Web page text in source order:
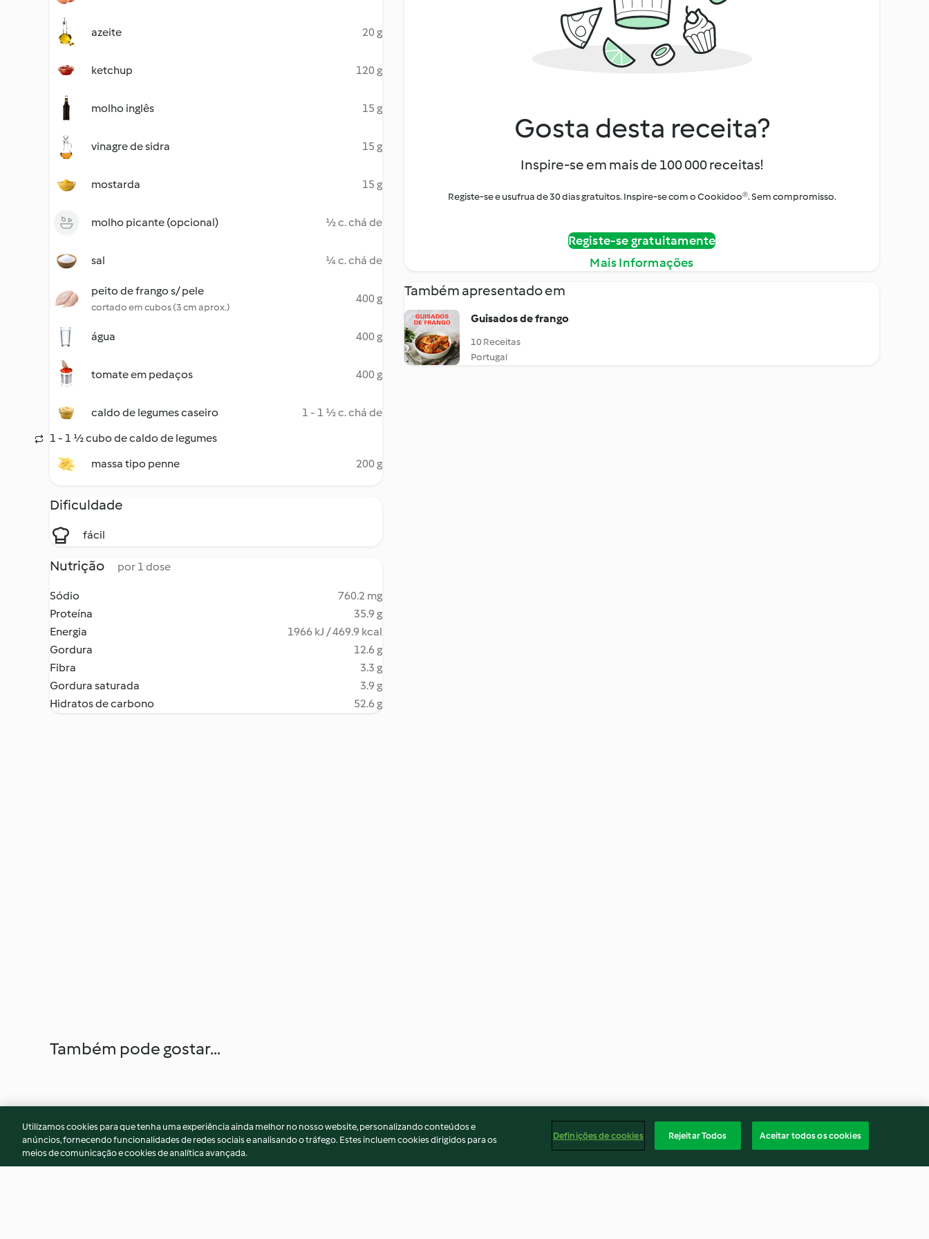
azeite 20 g
ketchup 120 g
molho inglês 15 g
vinagre de sidra 15 g
mostarda 15 g
molho picante (opcional) ½ c. chá de
sal ¼ c. chá de
peito de frango s/ pele
cortado em cubos (3 cm aprox.)
400 g
água 400 g
tomate em pedaços 400 g
caldo de legumes caseiro
1 - 1 ½ c. chá de
1 - 1 ½ cubo de caldo de legumes
massa tipo penne
200 g
Dificuldade
fácil
Nutrição por 1 dose
Sódio
760.2 mg
Proteína
35.9 g
Energia
1966 kJ / 469.9 kcal
Gordura
12.6 g
Fibra
3.3 g
Gordura saturada
3.9 g
Hidratos de carbono
52.6 g
Gosta desta receita?
Inspire-se em mais de 100 000 receitas!
Registe-se e usufrua de 30 dias gratuitos. Inspire-se com o Cookidoo®. Sem compromisso.
Registe-se gratuitamente
Mais Informações
Também apresentado em
Guisados de frango
10 Receitas
Portugal
Também pode gostar...
Utilizamos cookies para que tenha uma experiência ainda melhor no nosso website, personalizando conteúdos e
anúncios, fornecendo funcionalidades de redes sociais e analisando o tráfego. Estes incluem cookies dirigidos para os
meios de comunicação e cookies de analítica avançada.
Definições de cookies Rejeitar Todos Aceitar todos os cookies